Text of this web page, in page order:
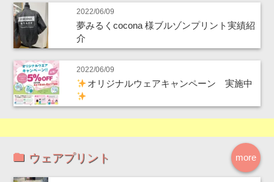
2022/06/09
夢みるくcocona 様ブルゾンプリント実績紹
介
2022/06/09
オリジナルウェアキャンペーン 実施中
more
ウェアプリント